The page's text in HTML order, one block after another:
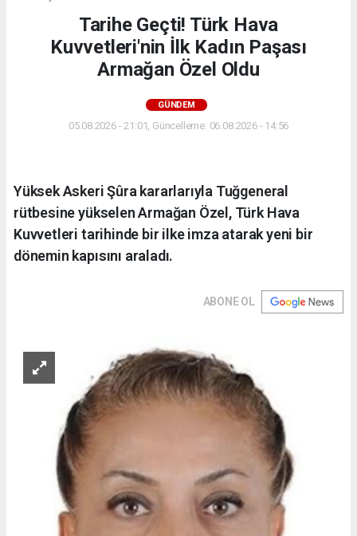
Tarihe Geçti! Türk Hava
Kuvvetleri'nin İlk Kadın Paşası
Armağan Özel Oldu
GÜNDEM
05.08.2026 - 21:01, Güncelleme: 06.08.2026 - 14:56
Yüksek Askeri Şûra kararlarıyla Tuğgeneral
rütbesine yükselen Armağan Özel, Türk Hava
Kuvvetleri tarihinde bir ilke imza atarak yeni bir
dönemin kapısını araladı.
ABONE OL